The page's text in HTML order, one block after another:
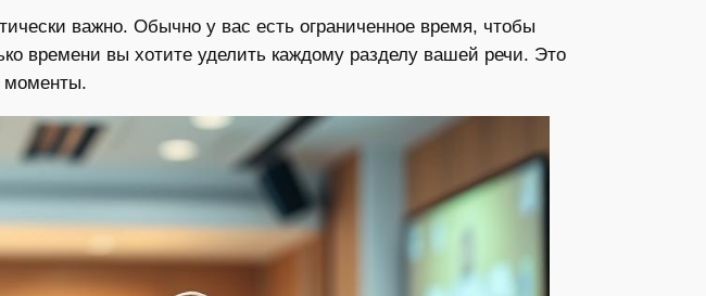
важно. Обычно у вас есть ограниченное время, чтобы
времени вы хотите уделить каждому разделу вашей речи. Это
моменты.